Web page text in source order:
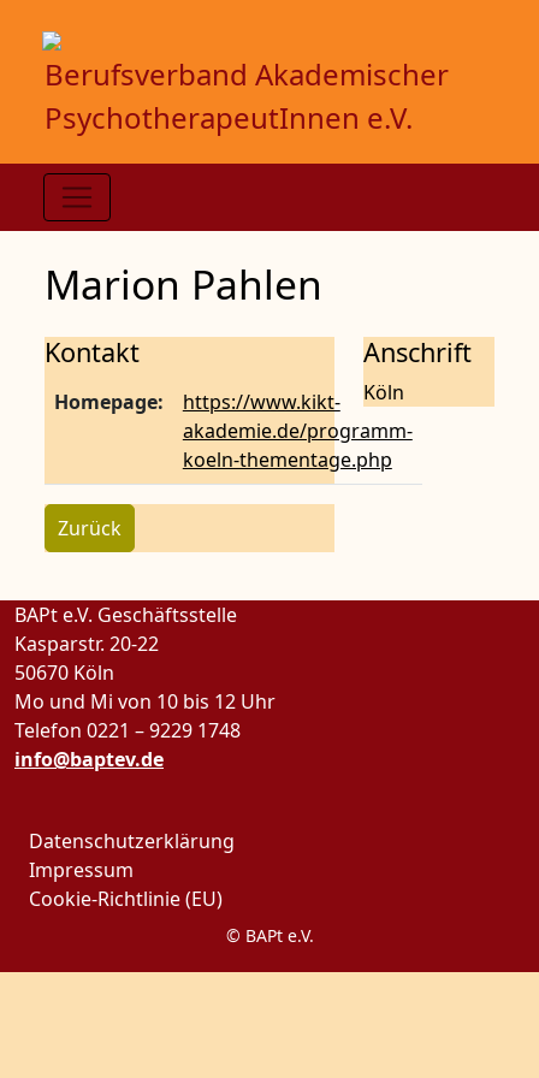
Berufsverband Akademischer
PsychotherapeutInnen e.V.
Marion Pahlen
Kontakt
Homepage:
https://www.kikt-
akademie.de/programm-
koeln-thementage.php
Zurück
Anschrift
Köln
BAPt e.V. Geschäftsstelle
Kasparstr. 20-22
50670 Köln
Mo und Mi von 10 bis 12 Uhr
Telefon 0221 – 9229 1748
info@baptev.de
Datenschutzerklärung
Impressum
Cookie-Richtlinie (EU)
© BAPt e.V.